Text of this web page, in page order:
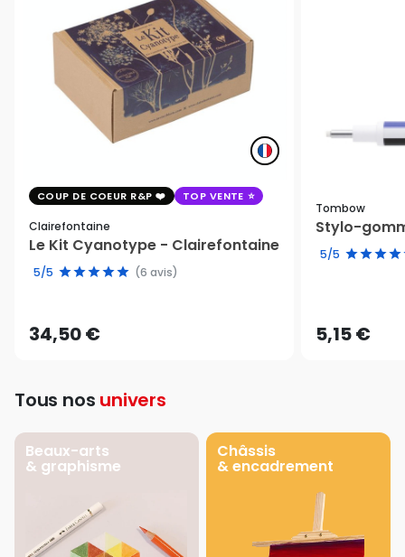
COUP DE COEUR R&P TOP VENTE
Clairefontaine
Le Kit Cyanotype - Clairefontaine
5/5 (6 avis)
34,50 €
Tombow
Stylo-
5/5
5,15 €
Tous nos univers
Beaux-arts
& graphisme
Châssis
& encadrement